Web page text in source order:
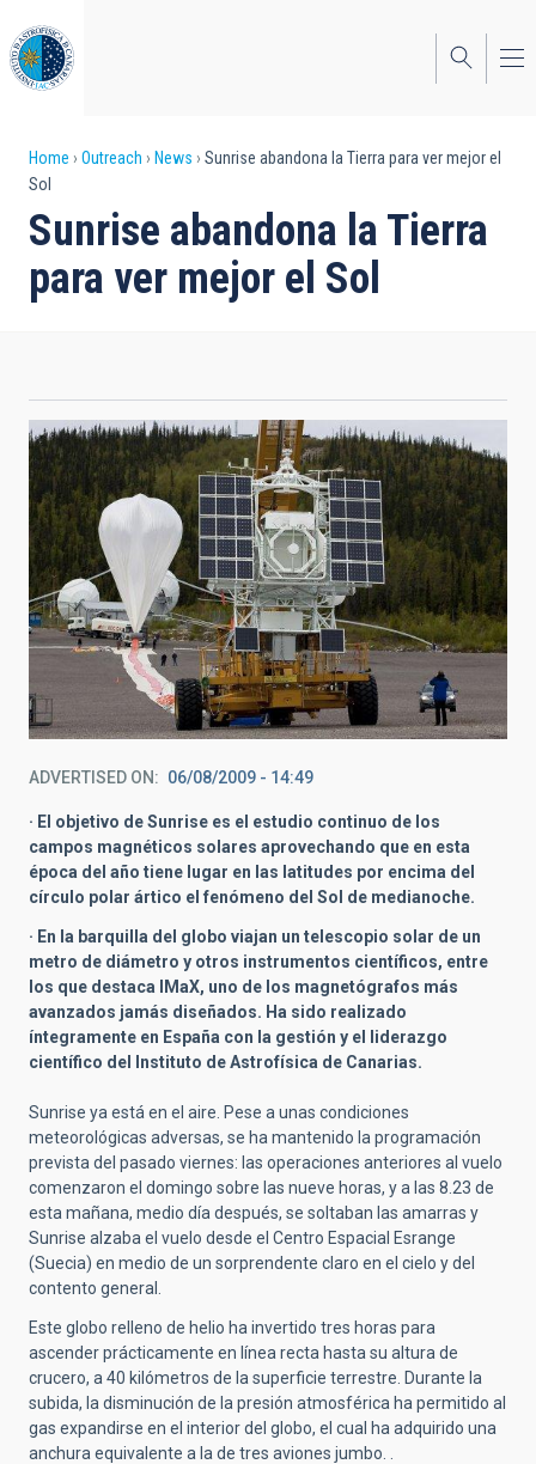
to
main
content
Breadcrumb
Home Outreach News
Sunrise abandona la Tierra para ver mejor el
Sol
Sunrise abandona la Tierra
para ver mejor el Sol
ADVERTISED ON 06/08/2009 - 14:49
· El objetivo de Sunrise es el estudio continuo de los
campos magnéticos solares aprovechando que en esta
época del año tiene lugar en las latitudes por encima del
círculo polar ártico el fenómeno del Sol de medianoche.
· En la barquilla del globo viajan un telescopio solar de un
metro de diámetro y otros instrumentos científicos, entre
los que destaca IMaX, uno de los magnetógrafos más
avanzados jamás diseñados. Ha sido realizado
íntegramente en España con la gestión y el liderazgo
científico del Instituto de Astrofísica de Canarias.
Sunrise ya está en el aire. Pese a unas condiciones
meteorológicas adversas, se ha mantenido la programación
prevista del pasado viernes: las operaciones anteriores al vuelo
comenzaron el domingo sobre las nueve horas, y a las 8.23 de
esta mañana, medio día después, se soltaban las amarras y
Sunrise alzaba el vuelo desde el Centro Espacial Esrange
(Suecia) en medio de un sorprendente claro en el cielo y del
contento general.
Este globo relleno de helio ha invertido tres horas para
ascender prácticamente en línea recta hasta su altura de
crucero, a 40 kilómetros de la superficie terrestre. Durante la
subida, la disminución de la presión atmosférica ha permitido al
gas expandirse en el interior del globo, el cual ha adquirido una
anchura equivalente a la de tres aviones jumbo. .